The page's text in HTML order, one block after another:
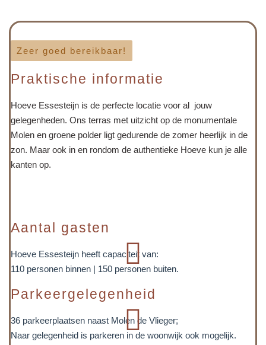
Zeer goed bereikbaar!
Praktische informatie
Hoeve Essesteijn is de perfecte locatie voor al jouw
gelegenheden. Ons terras met uitzicht op de monumentale
Molen en groene polder ligt gedurende de zomer heerlijk in de
zon. Maar ook in en rondom de authentieke Hoeve kun je alle
kanten op.
Aantal gasten
Hoeve Essesteijn heeft capaciteit van:
110 personen binnen | 150 personen buiten.
Parkeergelegenheid
36 parkeerplaatsen naast Molen de Vlieger;
Naar gelegenheid is parkeren in de woonwijk ook mogelijk.